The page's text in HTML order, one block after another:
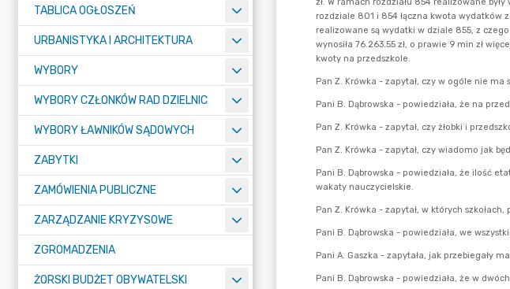
TABLICA OGŁOSZEŃ
URBANISTYKA I ARCHITEKTURA
WYBORY
WYBORY CZŁONKÓW RAD DZIELNIC
WYBORY ŁAWNIKÓW SĄDOWYCH
ZABYTKI
ZAMÓWIENIA PUBLICZNE
ZARZĄDZANIE KRYZYSOWE
ZGROMADZENIA
ŻORSKI BUDŻET OBYWATELSKI